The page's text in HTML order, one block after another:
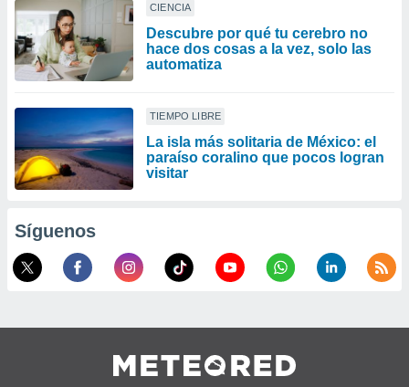
CIENCIA
Descubre por qué tu cerebro no
hace dos cosas a la vez, solo las
automatiza
TIEMPO LIBRE
La isla más solitaria de México: el
paraíso coralino que pocos logran
visitar
Síguenos